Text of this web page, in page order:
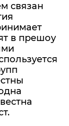
связан
в прешоу